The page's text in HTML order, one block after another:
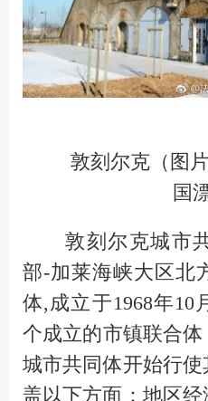
敦刻尔克（图片
国
敦刻尔克城市共
部-加莱海峡大区北
体,成立于1968年10
个成立的市镇联合
城市共同体开始行
盖以下方面：地区经